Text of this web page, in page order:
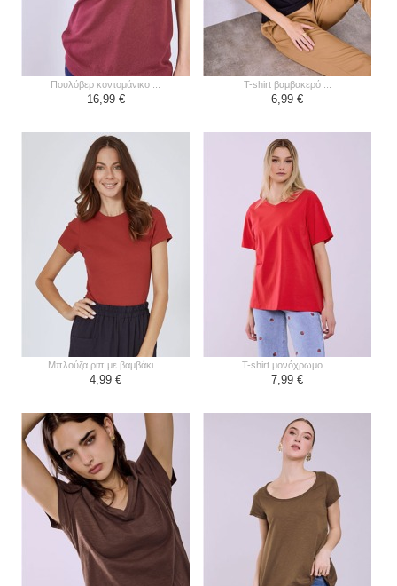
πουλόβερ κοντομάνικο ...
16,99 €
t-shirt βαμβακερό ...
6,99 €
μπλούζα ριπ με βαμβάκι ...
4,99 €
t-shirt μονόχρωμο ...
7,99 €